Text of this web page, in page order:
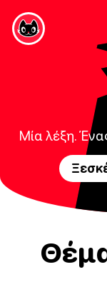
Μία λέξη.